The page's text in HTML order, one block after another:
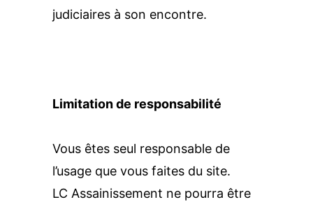
judiciaires à son encontre.
Limitation de responsabilité
Vous êtes seul responsable de
l’usage que vous faites du site.
LC Assainissement ne pourra être